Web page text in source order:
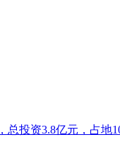
总投资3.8亿元，占地